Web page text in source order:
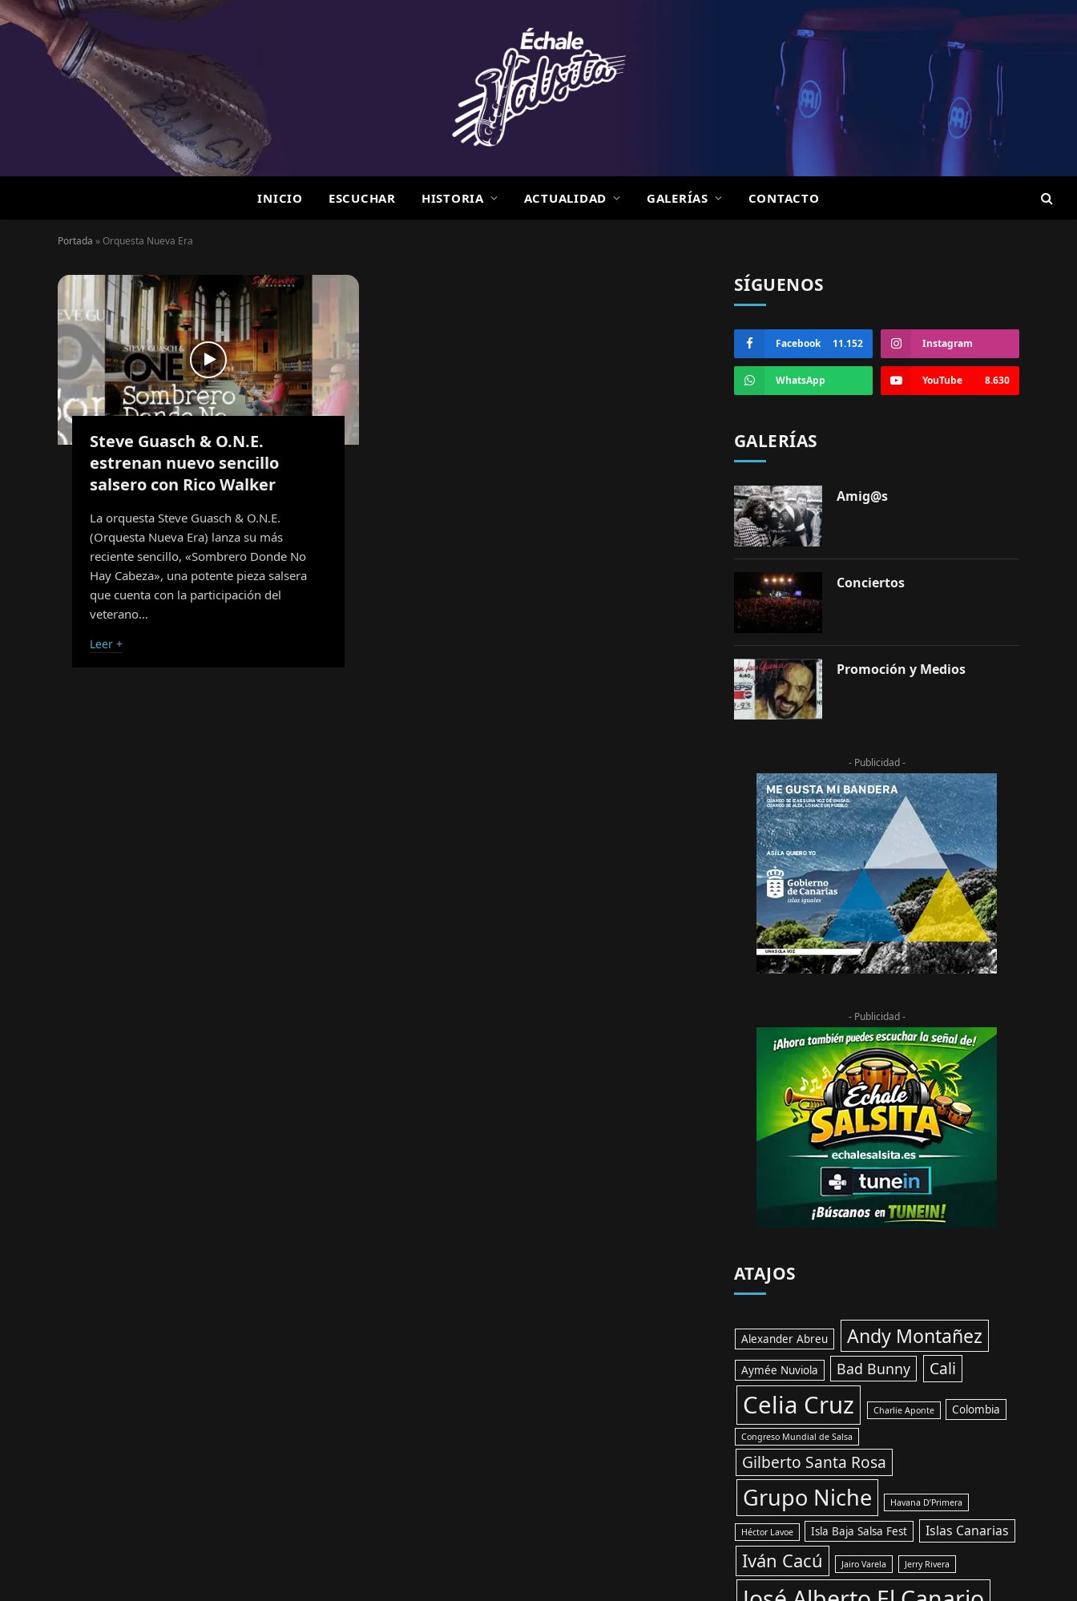
INICIO ESCUCHAR HISTORIA ACTUALIDAD GALERÍAS CONTACTO
Portada » Orquesta Nueva Era
Steve Guasch & O.N.E.
estrenan nuevo sencillo
salsero con Rico Walker
La orquesta Steve Guasch & O.N.E.
(Orquesta Nueva Era) lanza su más
reciente sencillo, «Sombrero Donde No
Hay Cabeza», una potente pieza salsera
que cuenta con la participación del
veterano…
Leer +
SÍGUENOS
Facebook 11.152 Instagram
WhatsApp YouTube 8.630
GALERÍAS
Amig@s
Conciertos
Promoción y Medios
- Publicidad -
- Publicidad -
ATAJOS
Alexander Abreu Andy Montañez
Aymée Nuviola Bad Bunny Cali
Celia Cruz Charlie Aponte Colombia
Congreso Mundial de Salsa
Gilberto Santa Rosa
Grupo Niche Havana D’Primera
Héctor Lavoe Isla Baja Salsa Fest Islas Canarias
Iván Cacú Jairo Varela Jerry Rivera